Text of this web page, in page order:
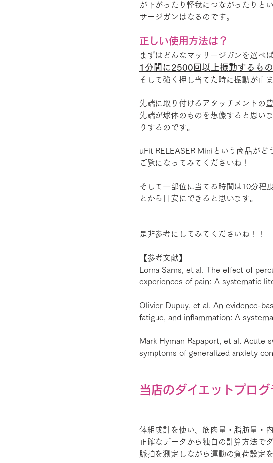
が下がったり怪我につながったりと
サージガンはなるのです。
正しい使用方法は？
まずはどんなマッサージガンを選べ
1分間に2500回以上振動するも
そして強く押し当てた時に振動が止
先端に取り付けるアタッチメントの
先端が球体のものを想像すると思い
りするのです。
uFit RELEASER Miniという商品が
ご覧になってみてくださいね！
そして一部位に当てる時間は10分程
とから目安にできると思います。
是非参考にしてみてくださいね！！
【参考文献】
Lorna Sams, et al. The effect of
experiences of pain: A systematic
Olivier Dupuy, et al. An evidence-
fatigue, and inflammation: A
Mark Hyman Rapaport, et al. Acute
symptoms of generalized anxiety
当店のダイエットプログ
体組成計を使い、筋肉量・脂肪量・
正確なデータから独自の計算方法で
脈拍を測定しながら運動の負荷設定